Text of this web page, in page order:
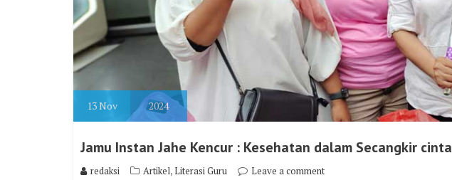
13Nov 2024
Jamu Instan Jahe Kencur : Kesehatan dalam Secangkir cinta
redaksi Artikel,Literasi Guru Leave a comment